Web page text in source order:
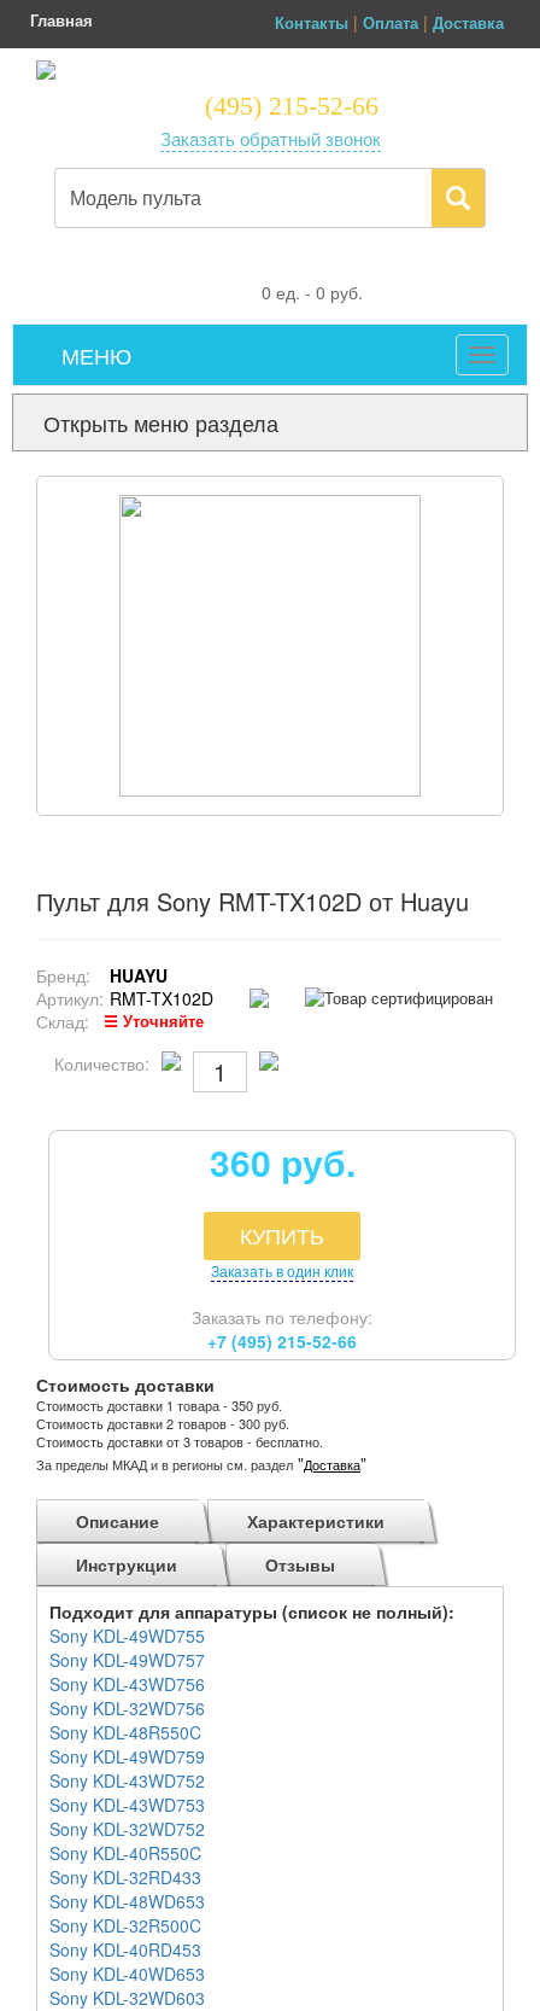
Главная Контакты | Оплата | Доставка
(495) 215-52-66
Заказать обратный звонок
0 ед. - 0 руб.
Toggle
МЕНЮ
Открыть меню раздела
Пульт для Sony RMT-TX102D от Huayu
Бренд:
HUAYU
Артикул: RMT-TX102D
Склад:
☰ Уточняйте
Количество:
360 руб.
КУПИТЬ
Заказать в один клик
Заказать по телефону:
+7 (495) 215-52-66
Стоимость доставки
Стоимость доставки 1 товара - 350 руб.
Стоимость доставки 2 товаров - 300 руб.
Стоимость доставки от 3 товаров - бесплатно.
За пределы МКАД и в регионы см. раздел "Доставка"
Описание
Характеристики
Инструкции
Отзывы
Подходит для аппаратуры (список не полный):
Sony KDL-49WD755
Sony KDL-49WD757
Sony KDL-43WD756
Sony KDL-32WD756
Sony KDL-48R550C
Sony KDL-49WD759
Sony KDL-43WD752
Sony KDL-43WD753
Sony KDL-32WD752
Sony KDL-40R550C
Sony KDL-32RD433
Sony KDL-48WD653
Sony KDL-32R500C
Sony KDL-40RD453
Sony KDL-40WD653
Sony KDL-32WD603